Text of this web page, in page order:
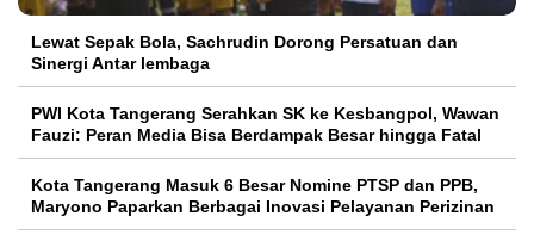
Lewat Sepak Bola, Sachrudin Dorong Persatuan dan
Sinergi Antar lembaga
PWI Kota Tangerang Serahkan SK ke Kesbangpol, Wawan
Fauzi: Peran Media Bisa Berdampak Besar hingga Fatal
Kota Tangerang Masuk 6 Besar Nomine PTSP dan PPB,
Maryono Paparkan Berbagai Inovasi Pelayanan Perizinan